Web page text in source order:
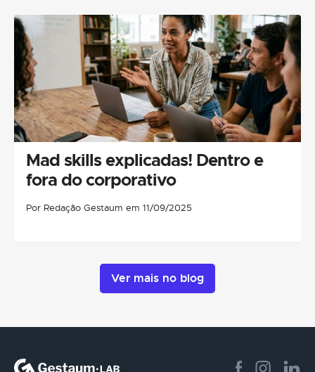
Mad skills explicadas! Dentro e
fora do corporativo
Por Redação Gestaum em 11/09/2025
Ver mais no blog